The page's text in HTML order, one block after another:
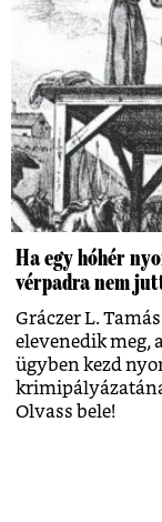
Ha egy hóhér
vérpadra nem
Gráczer L.
elevenedik meg,
ügyben kezd
Olvass bele!